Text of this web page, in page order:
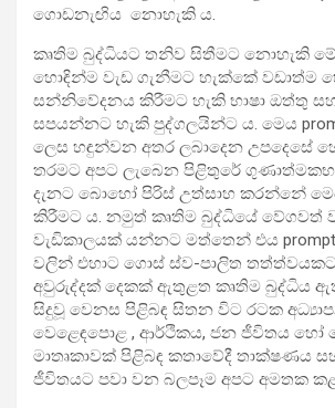
ගොඩනැඟිය නොහැකි ය.
කෘතිම බුද්ධියට තනිව සිතීමට නොහැකි
හොඳින්ම වැඩ ගැනීමට හැක්කේ වඩාත්ම
සන්නිවේදනය කිරීමට හැකි භාෂා ඔත්තු
සපයන්නට හැකි පුද්ගලයින්ට ය. මෙය
ලෙස හඳුන්වන අතර ලබාදෙන උපදෙසේ
තරමට අපට ලැබෙන පිළිතුරේ
දැනට බොහෝ පිරිස් උත්සාහ කරන්නේ
කිරීමට ය. නමුත් කෘතිම බුද්ධියේ වේගවත්
වැඩිකාලයක් යන්නට මත්තෙන් එය prompt
වලින් එහාට ගොස් ස්ව-පාලිත
අවුරුද්දක් දෙකක් ඇතුළත කෘතිම බුද්ධිය
සිදුවූ වෙනස පිළිබඳ සිතන විට රටක
වෙළෙඳපොළ , ආර්ථිකය, ජන ජීවිතය හෝ
මාතෘකාවක් පිළිබඳ කතාවේදී තාක්ෂණය
ජීවිතයට පවා වන බලපෑම අපට අමතක